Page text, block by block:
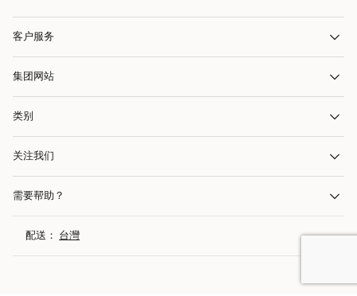
客户服务
集团网站
类别
关注我们
需要帮助？
配送： 台灣